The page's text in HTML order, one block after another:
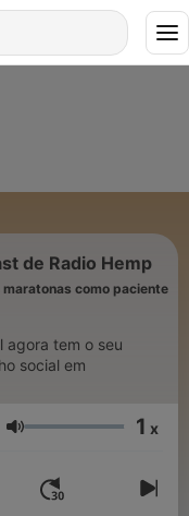
de Radio Hemp
como paciente
agora tem o seu
Volume 1 x